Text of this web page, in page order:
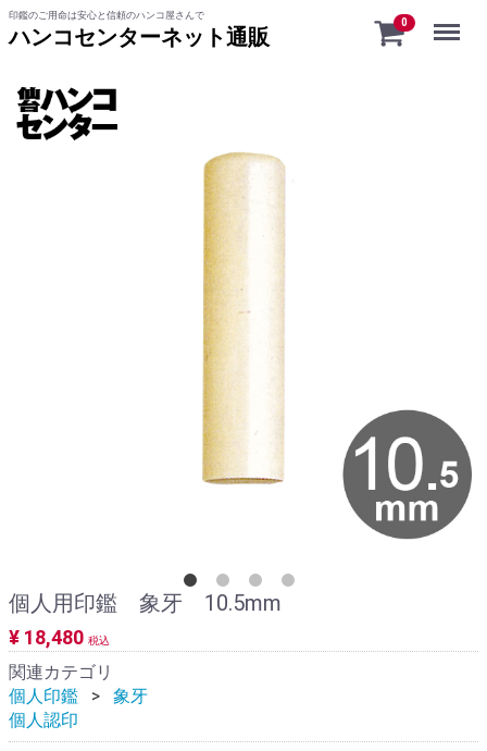
印鑑のご用命は安心と信頼のハンコ屋さんで
ハンコセンターネット通販
0 Menu
個人用印鑑 象牙 10.5mm
¥ 18,480 税込
関連カテゴリ
個人印鑑
象牙
個人認印